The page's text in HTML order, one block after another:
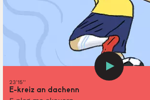
23'15''
E-kreiz an dachenn